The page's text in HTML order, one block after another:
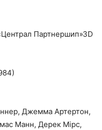
Партнершип»3D
Джемма Артертон,
Манн, Дерек Мірс,